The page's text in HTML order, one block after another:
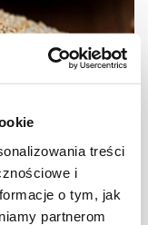
treści
i
o tym, jak
partnerom
twarożkiem